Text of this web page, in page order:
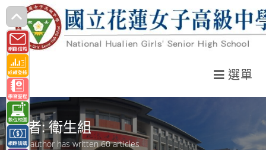
跳
轉
至
主
要
內
容
選單
作者:衛生組
This author has written 60 articles